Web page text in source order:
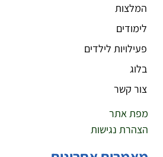
המלצות
לימודים
פעילויות לילדים
בלוג
צור קשר
מפת אתר
הצהרת נגישות